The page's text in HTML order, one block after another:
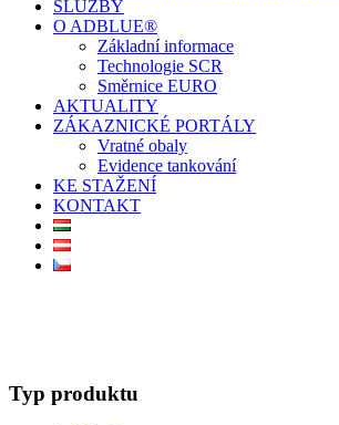
SLUŽBY
O ADBLUE®
Základní informace
Technologie SCR
Směrnice EURO
AKTUALITY
ZÁKAZNICKÉ PORTÁLY
Vratné obaly
Evidence tankování
KE STAŽENÍ
KONTAKT
Typ produktu